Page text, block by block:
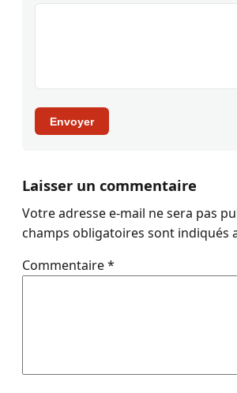
Envoyer
Laisser un commentaire
Votre adresse e-mail ne sera pas
champs obligatoires sont indiqués
Commentaire*